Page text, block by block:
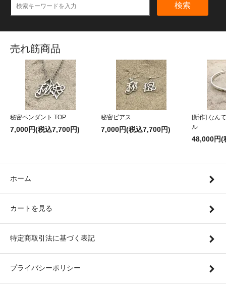
検索
売れ筋商品
秘密ペンダント TOP
7,000円(税込7,700円)
秘密ピアス
7,000円(税込7,700円)
[新作] なん
ル
48,000円(
ホーム
カートを見る
特定商取引法に基づく表記
プライバシーポリシー